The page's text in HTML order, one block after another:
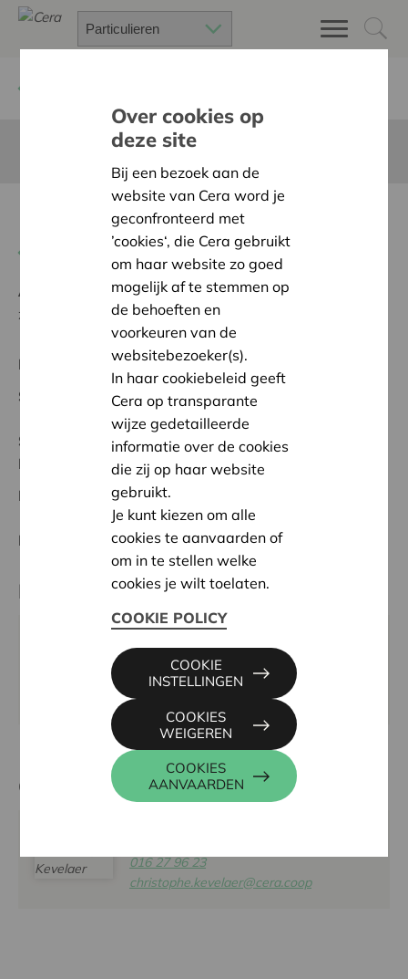
Deze pagina is niet vertaald in het Nederlands
Mise en place d'un auvent
Terug naar overzicht
Ambitie:
Een solidaire, respectvolle samenleving
zonder drempels
Regionaal Project
Startdatum:
21/05/2026
Status:
In behandeling
Liège
Datum:
21/05/2026
Beslissing: Goedgekeurd
Partner
ASBL Au fil de l'eau, rue des Fermes 2A, 4218 HÉRON
asbl@aufildeleau.info
https://www.aufildeleau.info/
Contactpersoon
016 27 96 23
christophe.kevelaer@cera.coop
Over cookies op
deze site
Bij een bezoek aan de
website van Cera word je
geconfronteerd met
’cookies‘, die Cera gebruikt
om haar website zo goed
mogelijk af te stemmen op
de behoeften en
voorkeuren van de
websitebezoeker(s).
In haar cookiebeleid geeft
Cera op transparante
wijze gedetailleerde
informatie over de cookies
die zij op haar website
gebruikt.
Je kunt kiezen om alle
cookies te aanvaarden of
om in te stellen welke
cookies je wilt toelaten.
COOKIE POLICY
COOKIES
AANVAARDEN
COOKIES
WEIGEREN
COOKIE
INSTELLINGEN